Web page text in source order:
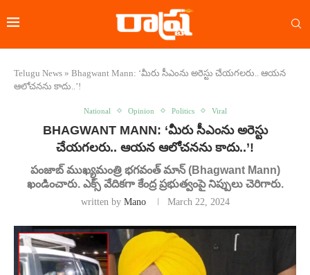
Telugu News » Bhagwant Mann: ‘మీరు సీఎంను అరెస్టు చేయగలరు.. ఆయన
ఆలోచనను కాదు..’!
National Opinion Politics Viral
BHAGWANT MANN: ‘మీరు సీఎంను అరెస్టు
చేయగలరు.. ఆయన ఆలోచనను కాదు..’!
పంజాబ్‌ ముఖ్యమంత్రి భగవంత్‌ మాన్‌ (Bhagwant Mann)
ఖండించారు. ఎక్స్‌ వేదికగా కేంద్ర ప్రభుత్వంపై నిప్పులు చెరిగారు.
written by Mano March 22, 2024